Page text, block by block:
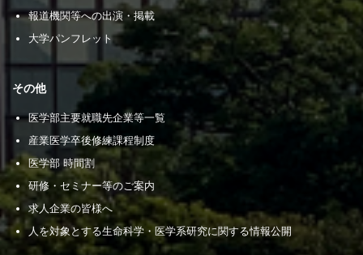
報道機関等への出演・掲載
大学パンフレット
その他
医学部主要就職先企業等一覧
産業医学卒後修練課程制度
医学部 時間割
研修・セミナー等のご案内
求人企業の皆様へ
人を対象とする生命科学・医学系研究に関する情報公開